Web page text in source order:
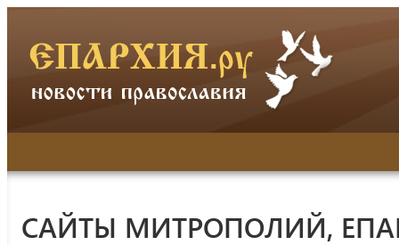
САЙТЫ МИТРОПОЛИЙ,